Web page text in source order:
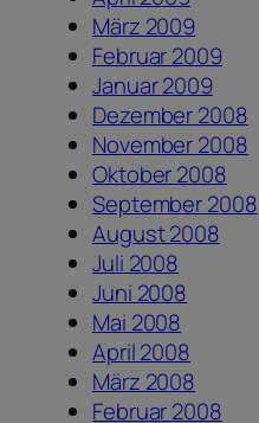
März 2009
Februar 2009
Januar 2009
Dezember 2008
November 2008
Oktober 2008
September 2008
August 2008
Juli 2008
Juni 2008
Mai 2008
April 2008
März 2008
Februar 2008